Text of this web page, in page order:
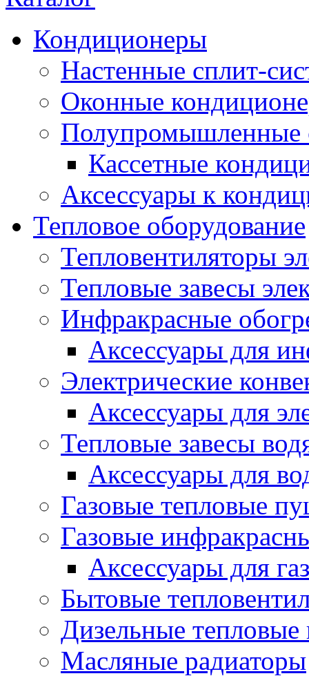
Кондиционеры
Настенные сплит-
Оконные
Полупромышленные
Кассетные
Аксессуары к
Тепловое оборудование
Тепловентиляторы
Тепловые завесы
Инфракрасные
Аксессуары для
Электрические
Аксессуары для
Тепловые завесы
Аксессуары для
Газовые тепловые
Газовые
Аксессуары для
Бытовые
Дизельные
Масляные радиаторы